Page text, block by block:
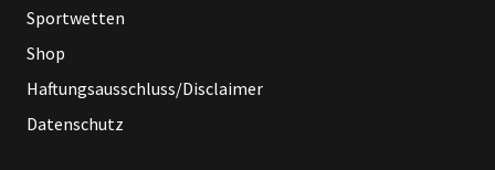
Sportwetten
Shop
Haftungsausschluss/Disclaimer
Datenschutz